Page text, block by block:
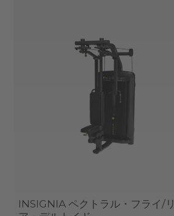
INSIGNIA ペクトラル・フライ/リ